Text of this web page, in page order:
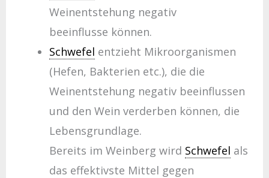
Weinentstehung negativ
beeinflusse können.
Schwefel entzieht Mikroorganismen
(Hefen, Bakterien etc.), die die
Weinentstehung negativ beeinflussen
und den Wein verderben können, die
Lebensgrundlage.
Bereits im Weinberg wird Schwefel als
das effektivste Mittel gegen